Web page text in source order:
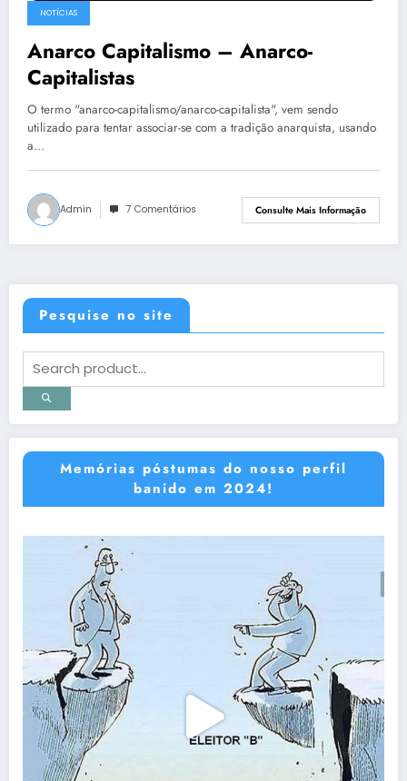
NOTÍCIAS
Anarco Capitalismo – Anarco-
Capitalistas
O termo "anarco-capitalismo/anarco-capitalista", vem sendo
utilizado para tentar associar-se com a tradição anarquista, usando
a…
Admin 7 Comentários Consulte Mais Informação
Pesquise no site
Memórias póstumas do nosso perfil
banido em 2024!